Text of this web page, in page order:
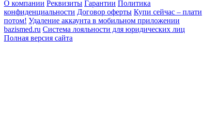
О компании Реквизиты Гарантии Политика
конфиденциальности Договор оферты Купи сейчас – плати
потом! Удаление аккаунта в мобильном приложении
bazismed.ru Система лояльности для юридических лиц
Полная версия сайта